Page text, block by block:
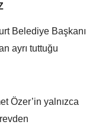
Belediye Başkanı
ayrı tuttuğu
Özer’in yalnızca